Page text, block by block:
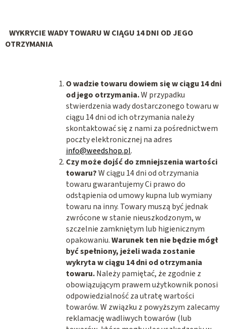
WYKRYCIE WADY TOWARU W CIĄGU 14 DNI OD JEGO
OTRZYMANIA
O wadzie towaru dowiem się w ciągu 14 dni
od jego otrzymania.W przypadku
stwierdzenia wady dostarczonego towaru w
ciągu 14 dni od ich otrzymania należy
skontaktować się z nami za pośrednictwem
poczty elektronicznej na adres
info@weedshop.pl.
Czy może dojść do zmniejszenia wartości
towaru?W ciągu 14 dni od otrzymania
towaru gwarantujemy Ci prawo do
odstąpienia od umowy kupna lub wymiany
towaru na inny. Towary muszą być jednak
zwrócone w stanie nieuszkodzonym, w
szczelnie zamkniętym lub higienicznym
opakowaniu.Warunek ten nie będzie mógł
być spełniony, jeżeli wada zostanie
wykryta w ciągu 14 dni od otrzymania
towaru.Należy pamiętać, że zgodnie z
obowiązującym prawem użytkownik ponosi
odpowiedzialność za utratę wartości
towarów. W związku z powyższym zalecamy
reklamację wadliwych towarów (lub